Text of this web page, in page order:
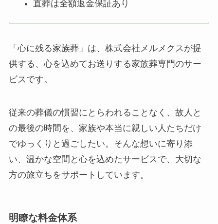
直葬は全額返金保証あり
「心に残る家族葬」は、株式会社メルメクスが提
供する、心を込めてお送りする家族葬専門のサー
ビスです。
従来の葬儀の慣習にとらわれることなく、故人と
の最後の時間を、家族や本当に親しい人たちだけ
でゆっくりと過ごしたい。そんな想いに寄り添
い、温かな空間と心を込めたサービスで、大切な
方の旅立ちをサポートしています。
明瞭な料金体系